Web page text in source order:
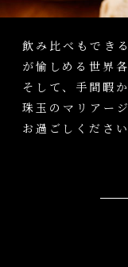
飲み比べもでき
が愉しめる世界
そして、手間暇
珠玉のマリアー
お過ごしください